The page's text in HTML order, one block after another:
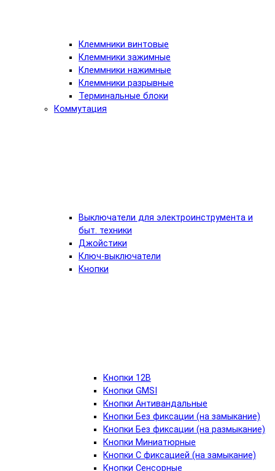
Клеммники винтовые
Клеммники зажимные
Клеммники нажимные
Клеммники разрывные
Терминальные блоки
Коммутация
Выключатели для электроинструмента и
быт. техники
Джойстики
Ключ-выключатели
Кнопки
Кнопки 12В
Кнопки GMSI
Кнопки Антивандальные
Кнопки Без фиксации (на замыкание)
Кнопки Без фиксации (на размыкание)
Кнопки Миниатюрные
Кнопки С фиксацией (на замыкание)
Кнопки Сенсорные